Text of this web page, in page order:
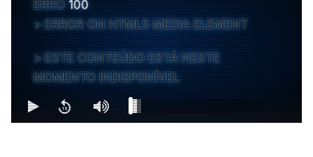
ERRO 100
ERROR ON HTML5 MEDIA ELEMENT
ESTE CONTEÚDO ESTÁ NESTE
MOMENTO INDISPONÍVEL